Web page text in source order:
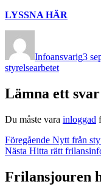
LYSSNA HÄR
Infoansvarig3
styrelsearbetet
Lämna ett svar
Du måste vara inloggad
Föregående Föregående
inlägg:
Nytt från
Nästa Nästa
Hitta rätt
Frilansjouren